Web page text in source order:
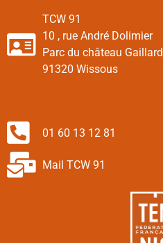
TCW 91
10 , rue André Dolimier
Parc du château Gaillard
91320 Wissous
01 60 13 12 81
Mail TCW 91